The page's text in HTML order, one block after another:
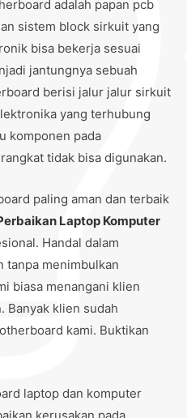
adalah papan pcb
sistem block sirkuit yang
bisa bekerja sesuai
jantungnya sebuah
berisi jalur jalur sirkuit
yang terhubung
komponen pada
tidak bisa digunakan.
paling aman dan terbaik
Laptop Komputer
Handal dalam
tanpa menimbulkan
biasa menangani klien
Banyak klien sudah
kami. Buktikan
laptop dan komputer